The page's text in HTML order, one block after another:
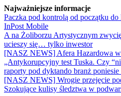
Najważniejsze informacje
Paczka pod kontrolą od początku
InPost Mobile
A na Żoliborzu Artystycznym
ucieszy się… tylko inwestor
[NASZ NEWS] Afera Hazardowa
„Antykorupcyjny test Tuska. Czy
raporty pod dyktando branż
[NASZ NEWS] Wrogie przejęcie
Szokujące kulisy śledztwa w